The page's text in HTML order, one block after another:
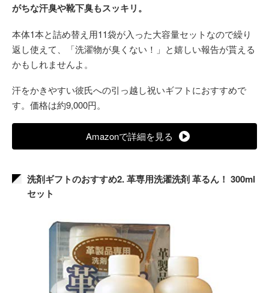
がちな汗臭や靴下臭もスッキリ。
本体1本と詰め替え用11袋が入った大容量セットなので繰り
返し使えて、「洗濯物が臭くない！」と嬉しい報告が貰える
かもしれませんよ。
汗をかきやすい彼氏への引っ越し祝いギフトにおすすめで
す。価格は約9,000円。
Amazonで詳細を見る
洗剤ギフトのおすすめ2. 革専用洗濯洗剤 革るん！ 300ml
セット